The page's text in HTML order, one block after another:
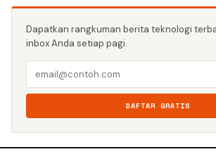
Dapatkan rangkuman berita teknologi
inbox Anda setiap pagi.
DAFTAR GRATIS